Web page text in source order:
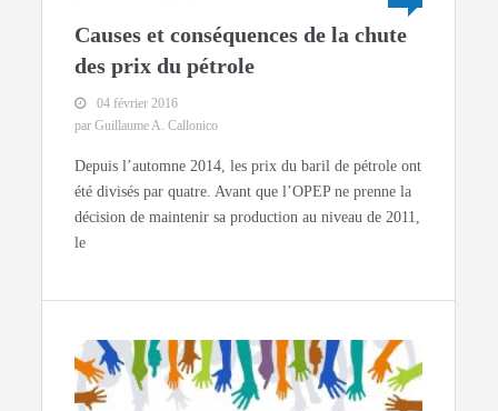
Causes et conséquences de la chute
des prix du pétrole
04 février 2016
par Guillaume A. Callonico
Depuis l’automne 2014, les prix du baril de pétrole ont
été divisés par quatre. Avant que l’OPEP ne prenne la
décision de maintenir sa production au niveau de 2011,
le